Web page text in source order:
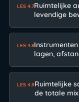
LES 4.7Ruimtelijke
levendige
LES 4.8
lagen,
LES 4.9Ruimtelijke
de totale mix